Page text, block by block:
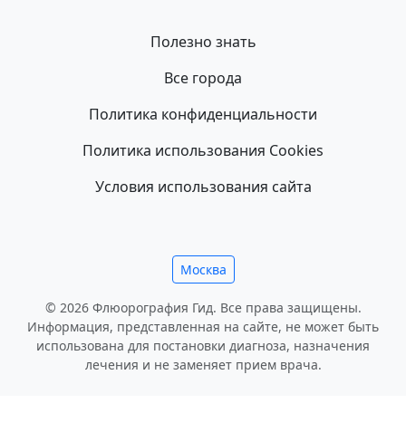
Полезно знать
Все города
Политика конфиденциальности
Политика использования Cookies
Условия использования сайта
Москва
© 2026 Флюорография Гид. Все права защищены.
Информация, представленная на сайте, не может быть
использована для постановки диагноза, назначения
лечения и не заменяет прием врача.